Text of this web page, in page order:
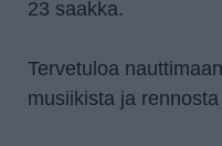
23 saakka.
Tervetuloa
musiikista ja